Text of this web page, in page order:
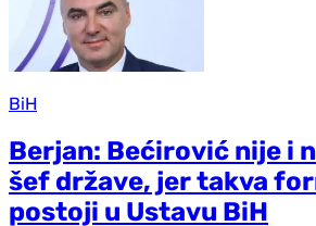
BiH
Berjan: Bećirović nije i
šef države, jer takva
postoji u Ustavu BiH